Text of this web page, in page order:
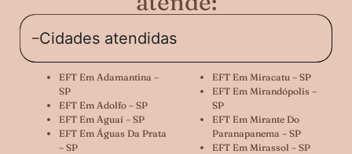
Cidades atendidas
EFT Em Adamantina –
SP
EFT Em Adolfo – SP
EFT Em Aguaí – SP
EFT Em Águas Da Prata
– SP
EFT Em Miracatu – SP
EFT Em Mirandópolis –
SP
EFT Em Mirante Do
Paranapanema – SP
EFT Em Mirassol – SP